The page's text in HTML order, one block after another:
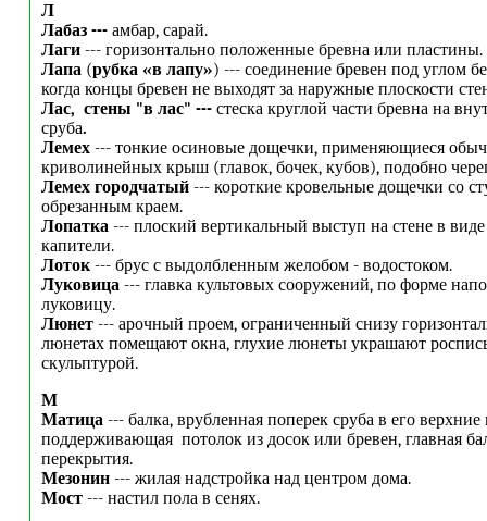
Л
Лабаз --- амбар, сарай.
Лаги--- горизонтально положенные бревна или пластины.
Лапа(рубка «в лапу») --- соединение бревен под углом
когда концы бревен не выходят за наружные плоскости
Лас, стены "в лас" --- стеска круглой части бревна на
сруба.
Лемех--- тонкие осиновые дощечки, применяющиеся
криволинейных крыш (главок, бочек, кубов), подобно
Лемех городчатый--- короткие кровельные дощечки со
обрезанным краем.
Лопатка--- плоский вертикальный выступ на стене в
капители.
Лоток--- брус с выдолбленным желобом - водостоком.
Луковица--- главка культовых сооружений, по форме
луковицу.
Люнет--- арочный проем, ограниченный снизу
люнетах помещают окна, глухие люнеты украшают
скульптурой.
М
Матица--- балка, врубленная поперек сруба в его
поддерживающая потолок из досок или бревен, главная
перекрытия.
Мезонин--- жилая надстройка над центром дома.
Мост--- настил пола в сенях.